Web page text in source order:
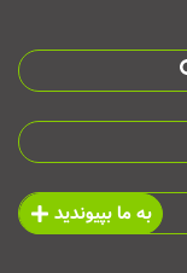
به ما بپیوندید